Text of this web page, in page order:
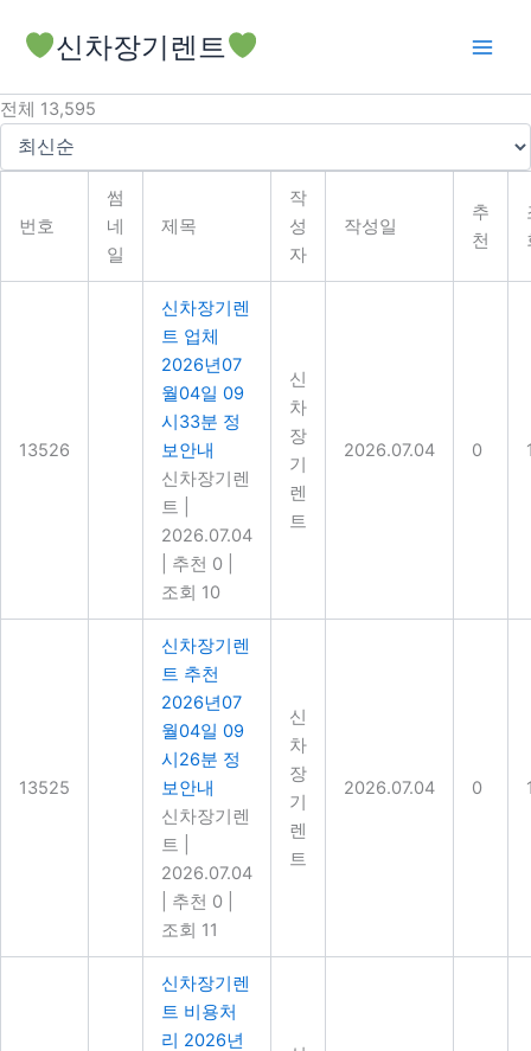
로
건
신차장기렌트
전체 13,595
번호
썸
네
일
제목
작
성
자
작성일
추
천
13526
신차장기렌
트 업체
2026년07
월04일 09
시33분 정
보안내
신차장기렌
트
2026.07.04
추천 0
조회 10
신
차
장
기
렌
트
2026.07.04 0
13525
신차장기렌
트 추천
2026년07
월04일 09
시26분 정
보안내
신차장기렌
트
2026.07.04
추천 0
조회 11
신
차
장
기
렌
트
2026.07.04 0
신차장기렌
트 비용처
리 2026년